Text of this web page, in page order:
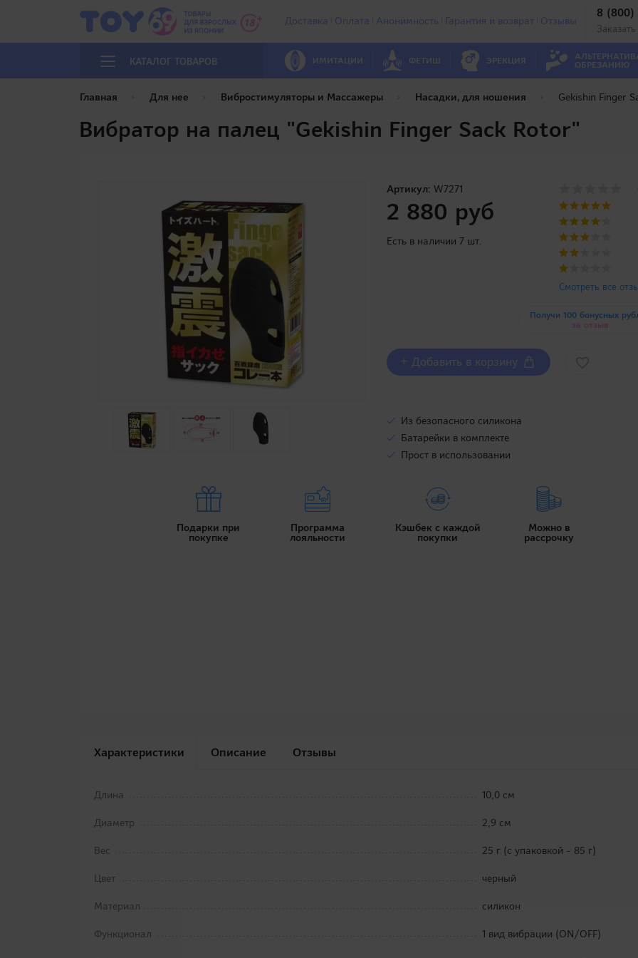
Доставка Оплата Анонимность Гарантия и возврат Отзывы
8 (800)
КАТАЛОГ ТОВАРОВ ИМИТАЦИИ ФЕТИШ ЭРЕКЦИЯ ОБРЕЗАНИЮ
Главная Для нее Вибростимуляторы и Массажеры Насадки, для ношения Gekishin Finger
Вибратор на палец "Gekishin Finger Sack Rotor"
Артикул: W7271
2 880 руб
Есть в наличии 7 шт.
Смотреть все
Получи 100 бонусных
за отзыв
+ Добавить в корзину
Из безопасного силикона
Батарейки в комплекте
Прост в использовании
Подарки при
покупке
Программа
лояльности
Кэшбек с каждой
покупки
Можно в
рассрочку
Характеристики Описание Отзывы
Длина 10,0 см
Диаметр 2,9 см
Вес 25 г (с упаковкой - 85 г)
Цвет черный
Материал силикон
Функционал 1 вид вибрации (ON/OFF)